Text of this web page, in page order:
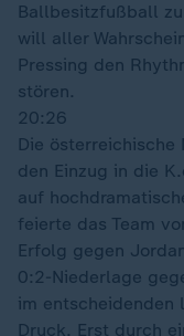
Ballbesitzfußball
will aller
Pressing den
stören.
20:26
Die
den Einzug in die
auf
feierte das Team
Erfolg gegen
0:2-Niederlage
im entscheidenden
Druck. Erst durch